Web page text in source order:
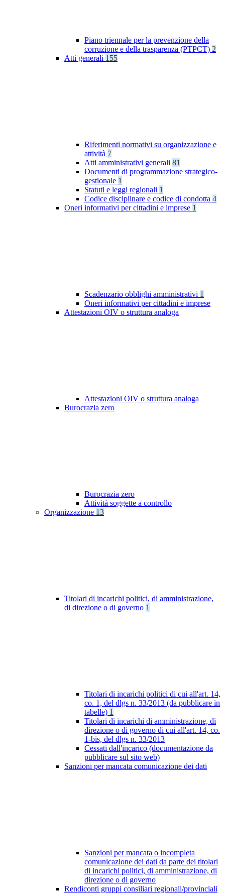
Piano triennale per la prevenzione della
corruzione e della trasparenza (PTPCT) 2
Atti generali 155
Riferimenti normativi su organizzazione e
attività 7
Atti amministrativi generali 81
Documenti di programmazione strategico-
gestionale 1
Statuti e leggi regionali 1
Codice disciplinare e codice di condotta 4
Oneri informativi per cittadini e imprese 1
Scadenzario obblighi amministrativi 1
Oneri informativi per cittadini e imprese
Attestazioni OIV o struttura analoga
Attestazioni OIV o struttura analoga
Burocrazia zero
Burocrazia zero
Attività soggette a controllo
Organizzazione 13
Titolari di incarichi politici, di amministrazione,
di direzione o di governo 1
Titolari di incarichi politici di cui all'art. 14,
co. 1, del dlgs n. 33/2013 (da pubblicare in
tabelle) 1
Titolari di incarichi di amministrazione, di
direzione o di governo di cui all'art. 14, co.
1-bis, del dlgs n. 33/2013
Cessati dall'incarico (documentazione da
pubblicare sul sito web)
Sanzioni per mancata comunicazione dei dati
Sanzioni per mancata o incompleta
comunicazione dei dati da parte dei titolari
di incarichi politici, di amministrazione, di
direzione o di governo
Rendiconti gruppi consiliari regionali/provinciali